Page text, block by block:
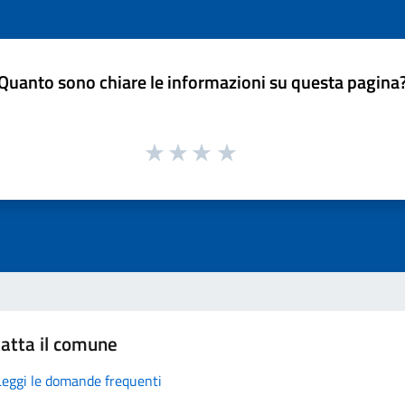
sono chiare le informazioni su questa
il comune
le domande frequenti